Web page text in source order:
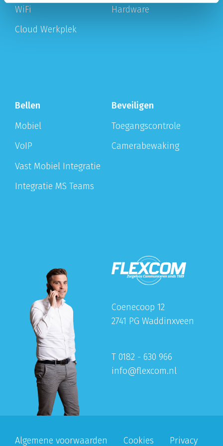
WiFi
Cloud Werkplek
Hardware
Bellen
Mobiel
VoIP
Vast Mobiel Integratie
Integratie MS Teams
Beveiligen
Toegangscontrole
Camerabewaking
Coenecoop 12
2741 PG Waddinxveen
T 0182 - 630 966
info@flexcom.nl
Algemene voorwaarden Cookies Privacy